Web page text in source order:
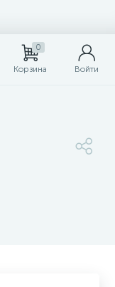
0
Корзина Войти